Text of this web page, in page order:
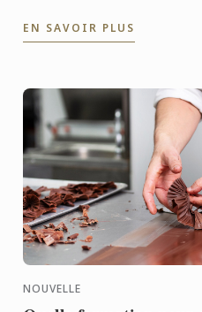
...
EN SAVOIR PLUS
NOUVELLE